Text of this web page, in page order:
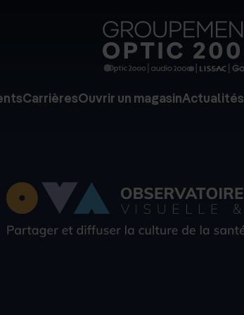
CarrièresOuvrir un magasinActualités